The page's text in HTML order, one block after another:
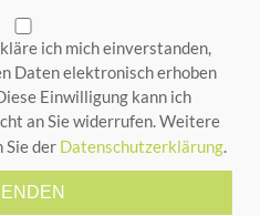
ich mich einverstanden,
Daten elektronisch erhoben
Einwilligung kann ich
an Sie widerrufen. Weitere
Sie der Datenschutzerklärung.